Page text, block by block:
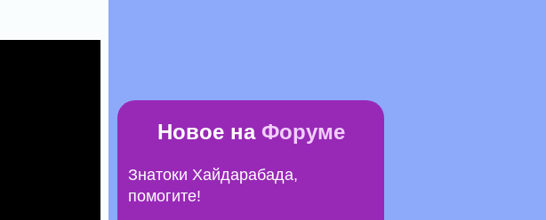
Новое на Форуме
Знатоки Хайдарабада,
помогите!